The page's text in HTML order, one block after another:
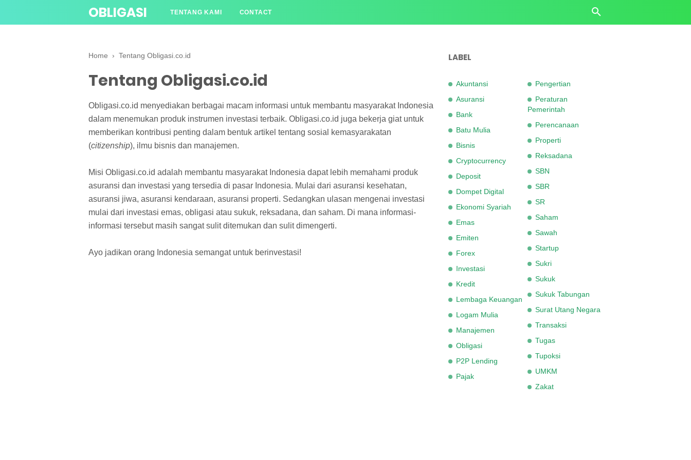
OBLIGASI TENTANG KAMI CONTACT
Home › Tentang Obligasi.co.id
Tentang Obligasi.co.id
Obligasi.co.id menyediakan berbagai macam informasi untuk membantu masyarakat Indonesia
dalam menemukan produk instrumen investasi terbaik. Obligasi.co.id juga bekerja giat untuk
memberikan kontribusi penting dalam bentuk artikel tentang sosial kemasyarakatan
(citizenship), ilmu bisnis dan manajemen.
Misi Obligasi.co.id adalah membantu masyarakat Indonesia dapat lebih memahami produk
asuransi dan investasi yang tersedia di pasar Indonesia. Mulai dari asuransi kesehatan,
asuransi jiwa, asuransi kendaraan, asuransi properti. Sedangkan ulasan mengenai investasi
mulai dari investasi emas, obligasi atau sukuk, reksadana, dan saham. Di mana informasi-
informasi tersebut masih sangat sulit ditemukan dan sulit dimengerti.
Ayo jadikan orang Indonesia semangat untuk berinvestasi!
LABEL
Akuntansi
Asuransi
Bank
Batu Mulia
Bisnis
Cryptocurrency
Deposit
Dompet Digital
Ekonomi Syariah
Emas
Emiten
Forex
Investasi
Kredit
Lembaga Keuangan
Logam Mulia
Manajemen
Obligasi
P2P Lending
Pajak
Pengertian
Peraturan
Pemerintah
Perencanaan
Properti
Reksadana
SBN
SBR
SR
Saham
Sawah
Startup
Sukri
Sukuk
Sukuk Tabungan
Surat Utang Negara
Transaksi
Tugas
Tupoksi
UMKM
Zakat